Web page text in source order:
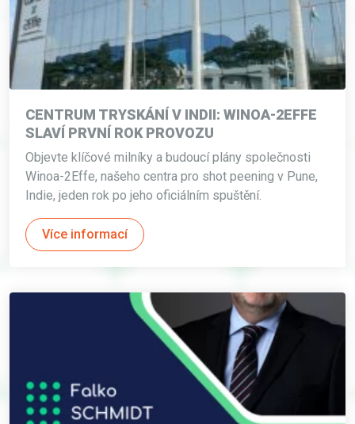
CENTRUM TRYSKÁNÍ V INDII: WINOA-2EFFE
SLAVÍ PRVNÍ ROK PROVOZU
Objevte klíčové milníky a budoucí plány společnosti
Winoa-2Effe, našeho centra pro shot peening v Pune,
Indie, jeden rok po jeho oficiálním spuštění.
Více informací